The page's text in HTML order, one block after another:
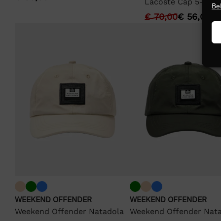
€70,00€56,00
WEEKEND OFFENDER
Weekend Offender Natadola
WEEKEND OFFENDER
Weekend Offender